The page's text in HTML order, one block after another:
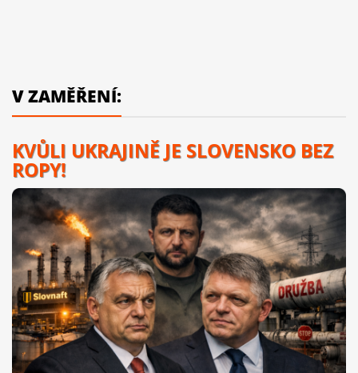
V ZAMĚŘENÍ:
KVŮLI UKRAJINĚ JE SLOVENSKO BEZ
ROPY!